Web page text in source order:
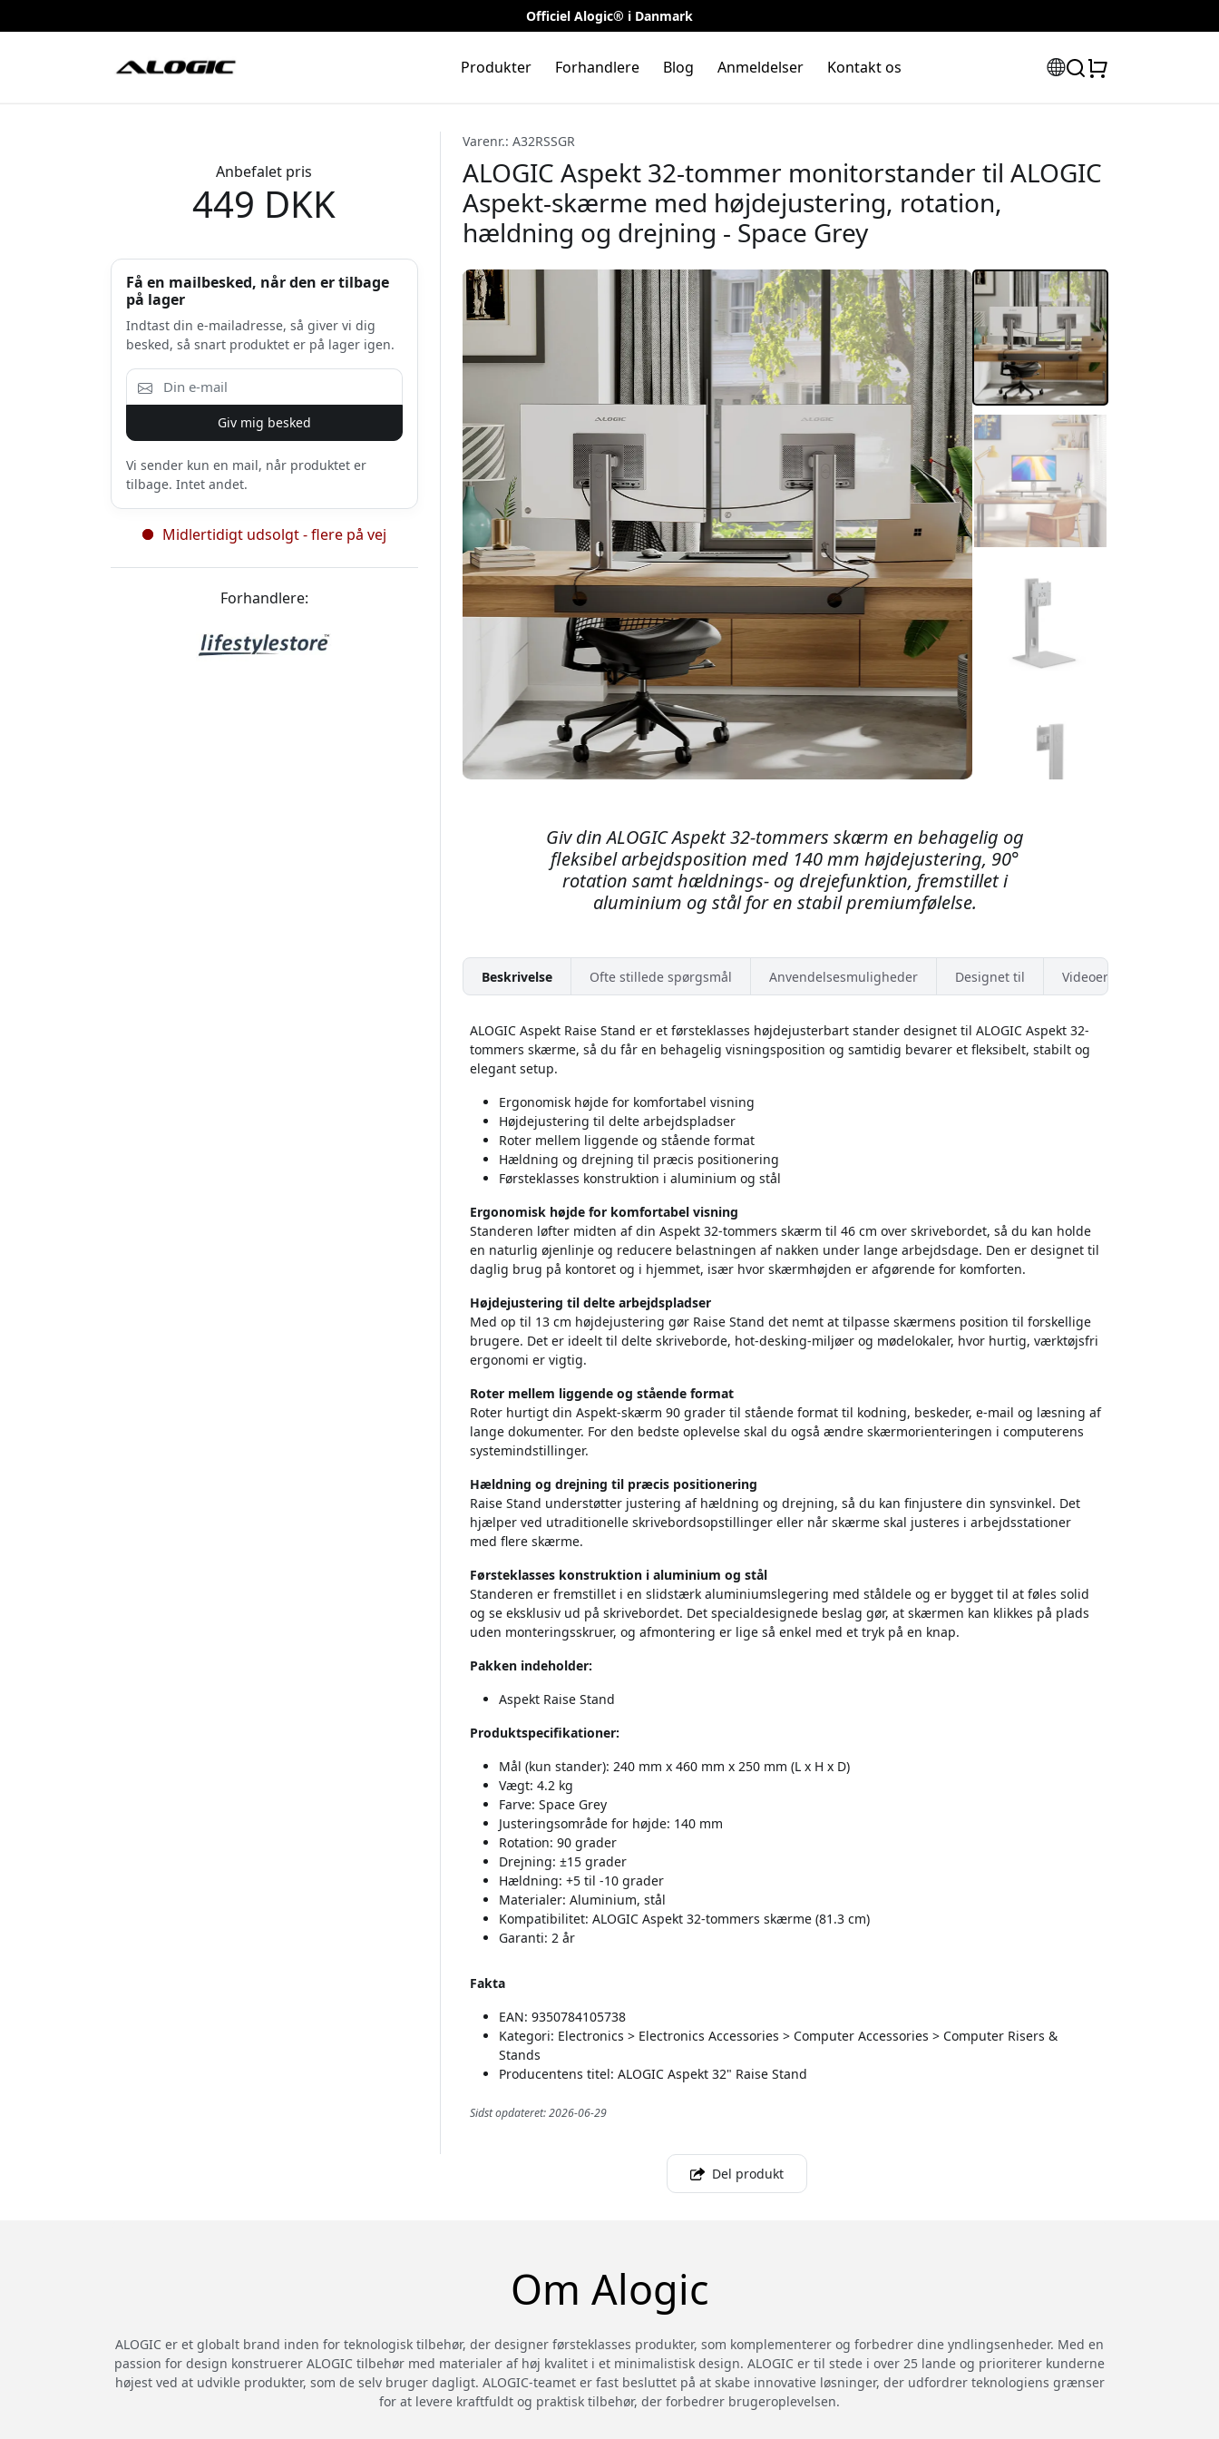
Officiel Alogic® i Danmark
Produkter Forhandlere Blog Anmeldelser Kontakt os
Varenr.: A32RSSGR
ALOGIC Aspekt 32-tommer monitorstander til ALOGIC
Aspekt-skærme med højdejustering, rotation,
hældning og drejning - Space Grey
Giv din ALOGIC Aspekt 32-tommers skærm en behagelig og
fleksibel arbejdsposition med 140 mm højdejustering, 90°
rotation samt hældnings- og drejefunktion, fremstillet i
aluminium og stål for en stabil premiumfølelse.
Beskrivelse Ofte stillede spørgsmål Anvendelsesmuligheder Designet til Videoer
ALOGIC Aspekt Raise Stand er et førsteklasses højdejusterbart stander designet til ALOGIC Aspekt 32-
tommers skærme, så du får en behagelig visningsposition og samtidig bevarer et fleksibelt, stabilt og
elegant setup.
Ergonomisk højde for komfortabel visning
Højdejustering til delte arbejdspladser
Roter mellem liggende og stående format
Hældning og drejning til præcis positionering
Førsteklasses konstruktion i aluminium og stål
Ergonomisk højde for komfortabel visning
Standeren løfter midten af din Aspekt 32-tommers skærm til 46 cm over skrivebordet, så du kan holde
en naturlig øjenlinje og reducere belastningen af nakken under lange arbejdsdage. Den er designet til
daglig brug på kontoret og i hjemmet, især hvor skærmhøjden er afgørende for komforten.
Højdejustering til delte arbejdspladser
Med op til 13 cm højdejustering gør Raise Stand det nemt at tilpasse skærmens position til forskellige
brugere. Det er ideelt til delte skriveborde, hot-desking-miljøer og mødelokaler, hvor hurtig, værktøjsfri
ergonomi er vigtig.
Roter mellem liggende og stående format
Roter hurtigt din Aspekt-skærm 90 grader til stående format til kodning, beskeder, e-mail og læsning af
lange dokumenter. For den bedste oplevelse skal du også ændre skærmorienteringen i computerens
systemindstillinger.
Hældning og drejning til præcis positionering
Raise Stand understøtter justering af hældning og drejning, så du kan finjustere din synsvinkel. Det
hjælper ved utraditionelle skrivebordsopstillinger eller når skærme skal justeres i arbejdsstationer
med flere skærme.
Førsteklasses konstruktion i aluminium og stål
Standeren er fremstillet i en slidstærk aluminiumslegering med ståldele og er bygget til at føles solid
og se eksklusiv ud på skrivebordet. Det specialdesignede beslag gør, at skærmen kan klikkes på plads
uden monteringsskruer, og afmontering er lige så enkel med et tryk på en knap.
Pakken indeholder:
Aspekt Raise Stand
Produktspecifikationer:
Mål (kun stander): 240 mm x 460 mm x 250 mm (L x H x D)
Vægt: 4.2 kg
Farve: Space Grey
Justeringsområde for højde: 140 mm
Rotation: 90 grader
Drejning: ±15 grader
Hældning: +5 til -10 grader
Materialer: Aluminium, stål
Kompatibilitet: ALOGIC Aspekt 32-tommers skærme (81.3 cm)
Garanti: 2 år
Fakta
EAN: 9350784105738
Kategori: Electronics > Electronics Accessories > Computer Accessories > Computer Risers &
Stands
Producentens titel: ALOGIC Aspekt 32" Raise Stand
Sidst opdateret: 2026-06-29
Anbefalet pris
449 DKK
Få en mailbesked, når den er tilbage
på lager
Indtast din e-mailadresse, så giver vi dig
besked, så snart produktet er på lager igen.
Giv mig besked
Vi sender kun en mail, når produktet er
tilbage. Intet andet.
Midlertidigt udsolgt - flere på vej
Forhandlere:
Del produkt
Om Alogic
ALOGIC er et globalt brand inden for teknologisk tilbehør, der designer førsteklasses produkter, som komplementerer og forbedrer dine yndlingsenheder. Med en
passion for design konstruerer ALOGIC tilbehør med materialer af høj kvalitet i et minimalistisk design. ALOGIC er til stede i over 25 lande og prioriterer kunderne
højest ved at udvikle produkter, som de selv bruger dagligt. ALOGIC-teamet er fast besluttet på at skabe innovative løsninger, der udfordrer teknologiens grænser
for at levere kraftfuldt og praktisk tilbehør, der forbedrer brugeroplevelsen.